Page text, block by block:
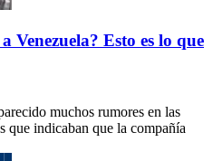
Venezuela? Esto es lo que
muchos rumores en las
que indicaban que la compañía